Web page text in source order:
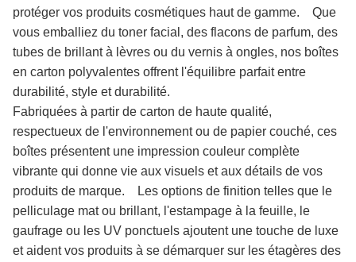
protéger vos produits cosmétiques haut de gamme. Que
vous emballiez du toner facial, des flacons de parfum, des
tubes de brillant à lèvres ou du vernis à ongles, nos boîtes
en carton polyvalentes offrent l'équilibre parfait entre
durabilité, style et durabilité.
Fabriquées à partir de carton de haute qualité,
respectueux de l'environnement ou de papier couché, ces
boîtes présentent une impression couleur complète
vibrante qui donne vie aux visuels et aux détails de vos
produits de marque. Les options de finition telles que le
pelliculage mat ou brillant, l'estampage à la feuille, le
gaufrage ou les UV ponctuels ajoutent une touche de luxe
et aident vos produits à se démarquer sur les étagères des